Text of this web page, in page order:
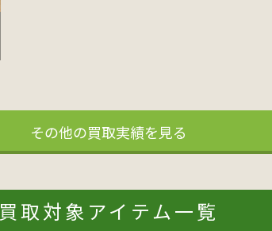
その他の買取実績を見る
買取対象アイテム一覧